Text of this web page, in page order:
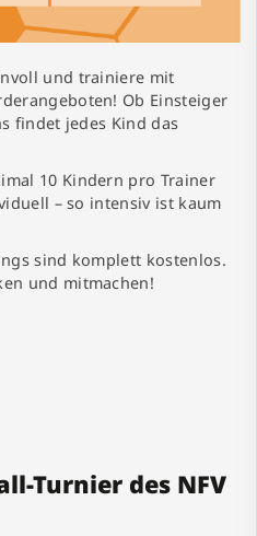
und trainiere mit
Ob Einsteiger
findet jedes Kind das
10 Kindern pro Trainer
– so intensiv ist kaum
sind komplett kostenlos.
und mitmachen!
Turnier des NFV